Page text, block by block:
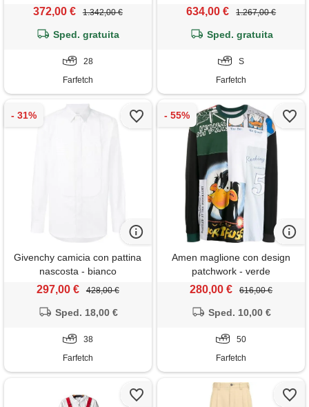
toni neutri
372,00 € 1.342,00 €
Sped. gratuita
28
Farfetch
634,00 € 1.267,00 €
Sped. gratuita
S
Farfetch
Givenchy camicia con pattina
nascosta - bianco
297,00 € 428,00 €
Sped. 18,00 €
38
Farfetch
Amen maglione con design
patchwork - verde
280,00 € 616,00 €
Sped. 10,00 €
50
Farfetch